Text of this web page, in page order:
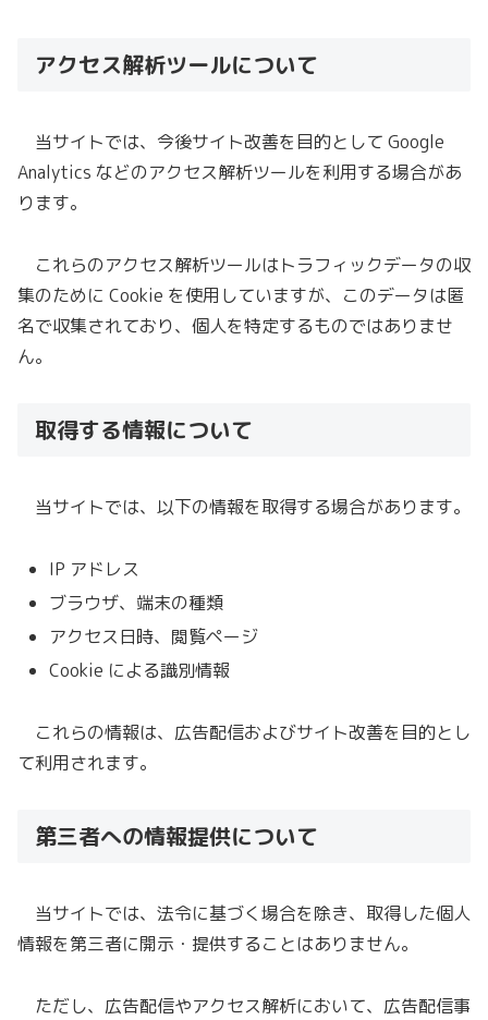
アクセス解析ツールについて
当サイトでは、今後サイト改善を目的として Google
Analytics などのアクセス解析ツールを利用する場合があ
ります。
これらのアクセス解析ツールはトラフィックデータの収
集のために Cookie を使用していますが、このデータは匿
名で収集されており、個人を特定するものではありませ
ん。
取得する情報について
当サイトでは、以下の情報を取得する場合があります。
IP アドレス
ブラウザ、端末の種類
アクセス日時、閲覧ページ
Cookie による識別情報
これらの情報は、広告配信およびサイト改善を目的とし
て利用されます。
第三者への情報提供について
当サイトでは、法令に基づく場合を除き、取得した個人
情報を第三者に開示・提供することはありません。
ただし、広告配信やアクセス解析において、広告配信事